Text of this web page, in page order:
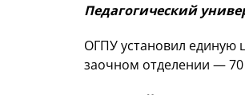
Педагогический
ОГПУ установил единую
заочном отделении —